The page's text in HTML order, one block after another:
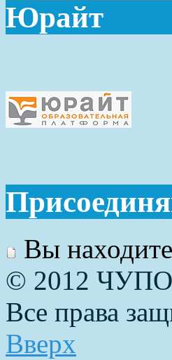
Юрайт
Вы
© 2012 ЧУПО
Все права
Вверх